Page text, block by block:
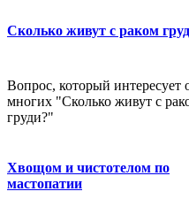
Сколько живут с раком
Вопрос, который интересует
многих "Сколько живут с
груди?"
Хвощом и чистотелом по
мастопатии